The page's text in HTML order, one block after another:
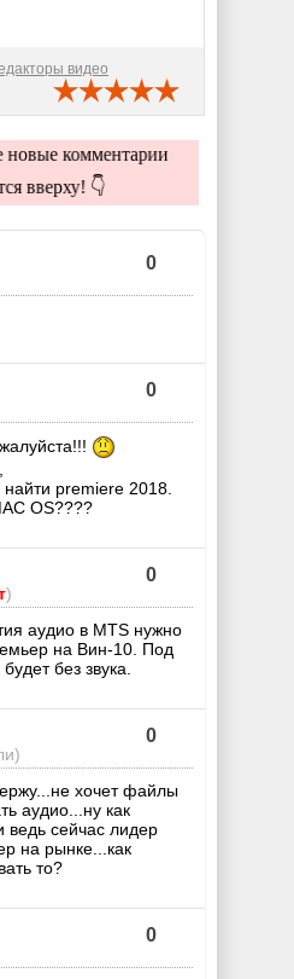
видео
новые комментарии
вверху! 👇
0
0
,
premiere 2018.
OS????
)
0
аудио в MTS нужно
на Вин-10. Под
без звука.
0
хочет файлы
аудио...ну как
ведь сейчас лидер
на рынке...как
то?
0